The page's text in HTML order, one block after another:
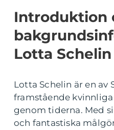
Introduktion
Lotta Schelin
Lotta Schelin är en av
framstående
genom tiderna. Med
och fantastiska